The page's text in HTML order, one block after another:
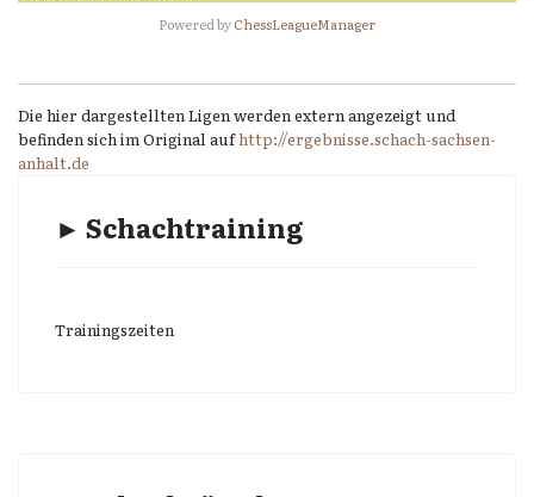
Powered byChessLeagueManager
Die hier dargestellten Ligen werden extern angezeigt und
befinden sich im Original aufhttp://ergebnisse.schach-sachsen-
anhalt.de
► Schachtraining
Trainingszeiten